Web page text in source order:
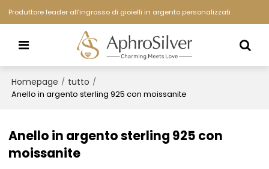
Produttore leader all'ingrosso di gioielli in argento personalizzati
Homepage / tutto /
Anello in argento sterling 925 con moissanite
Anello in argento sterling 925 con
moissanite